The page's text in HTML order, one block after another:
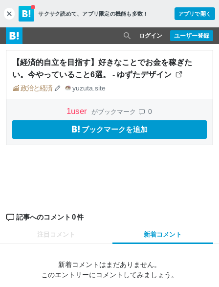
c
l
o
s
e
サクサク読めて、 アプリ限定の機能も多数！ アプリで開く
ユーザー登録
ログイン
【経済的自立を目指す】好きなことでお金を稼ぎた
い。今やっていること6選。 - ゆずたデザイン
政治と経済 yuzuta.site
1user がブックマーク 0
ブックマークを追加
記事へのコメント 0件
注目コメント 新着コメント
新着コメントはまだありません。
このエントリーにコメントしてみましょう。